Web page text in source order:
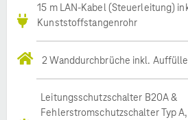
15 m LAN-Kabel (Steuerleitung)
Kunststoffstangenrohr
2 Wanddurchbrüche inkl.
Leitungsschutzschalter B20A &
Fehlerstromschutzschalter Typ